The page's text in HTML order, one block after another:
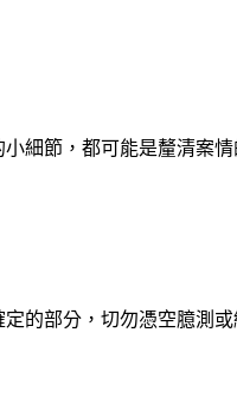
細節，都可能是釐清案情
的部分，切勿憑空臆測或